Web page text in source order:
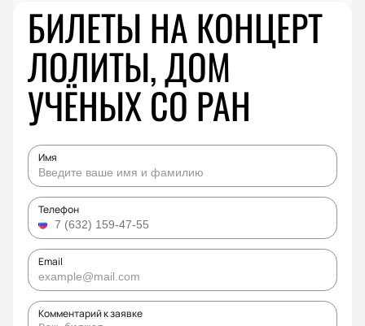
БИЛЕТЫ НА КОНЦЕРТ
ЛОЛИТЫ, ДОМ
УЧЁНЫХ СО РАН
Имя
Телефон
Email
Комментарий к заявке